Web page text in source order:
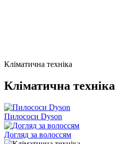
Кліматична техніка
Кліматична техніка
Пилососи Dyson
Догляд за волоссям